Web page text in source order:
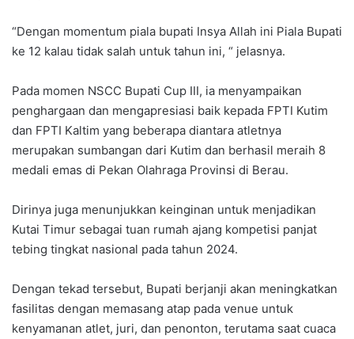
“Dengan momentum piala bupati Insya Allah ini Piala Bupati
ke 12 kalau tidak salah untuk tahun ini, “ jelasnya.
Pada momen NSCC Bupati Cup III, ia menyampaikan
penghargaan dan mengapresiasi baik kepada FPTI Kutim
dan FPTI Kaltim yang beberapa diantara atletnya
merupakan sumbangan dari Kutim dan berhasil meraih 8
medali emas di Pekan Olahraga Provinsi di Berau.
Dirinya juga menunjukkan keinginan untuk menjadikan
Kutai Timur sebagai tuan rumah ajang kompetisi panjat
tebing tingkat nasional pada tahun 2024.
Dengan tekad tersebut, Bupati berjanji akan meningkatkan
fasilitas dengan memasang atap pada venue untuk
kenyamanan atlet, juri, dan penonton, terutama saat cuaca